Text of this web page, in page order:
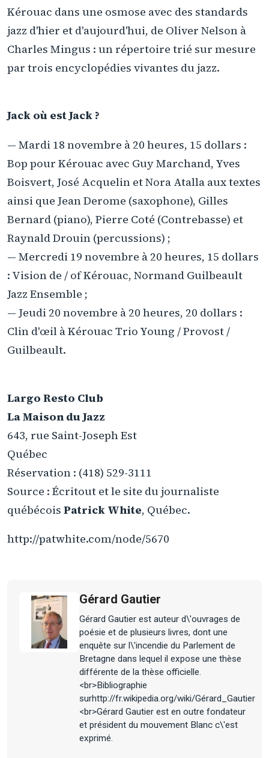
Kérouac dans une osmose avec des standards
jazz d'hier et d'aujourd'hui, de Oliver Nelson à
Charles Mingus : un répertoire trié sur mesure
par trois encyclopédies vivantes du jazz.
Jack où est Jack ?
— Mardi 18 novembre à 20 heures, 15 dollars :
Bop pour Kérouac avec Guy Marchand, Yves
Boisvert, José Acquelin et Nora Atalla aux textes
ainsi que Jean Derome (saxophone), Gilles
Bernard (piano), Pierre Coté (Contrebasse) et
Raynald Drouin (percussions) ;
— Mercredi 19 novembre à 20 heures, 15 dollars
: Vision de / of Kérouac, Normand Guilbeault
Jazz Ensemble ;
— Jeudi 20 novembre à 20 heures, 20 dollars :
Clin d'œil à Kérouac Trio Young / Provost /
Guilbeault.
Largo Resto Club
La Maison du Jazz
643, rue Saint-Joseph Est
Québec
Réservation : (418) 529-3111
Source : Écritout et le site du journaliste
québécois Patrick White, Québec.
http://patwhite.com/node/5670
Gérard Gautier
Gérard Gautier est auteur d\'ouvrages de
poésie et de plusieurs livres, dont une
enquête sur l\'incendie du Parlement de
Bretagne dans lequel il expose une thèse
différente de la thèse officielle.
<br>Bibliographie
surhttp://fr.wikipedia.org/wiki/Gérard_Gautier
<br>Gérard Gautier est en outre fondateur
et président du mouvement Blanc c\'est
exprimé.